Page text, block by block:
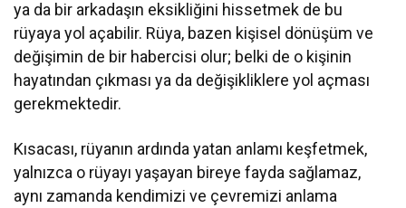
ya da bir arkadaşın eksikliğini hissetmek de bu
rüyaya yol açabilir. Rüya, bazen kişisel dönüşüm ve
değişimin de bir habercisi olur; belki de o kişinin
hayatından çıkması ya da değişikliklere yol açması
gerekmektedir.
Kısacası, rüyanın ardında yatan anlamı keşfetmek,
yalnızca o rüyayı yaşayan bireye fayda sağlamaz,
aynı zamanda kendimizi ve çevremizi anlama